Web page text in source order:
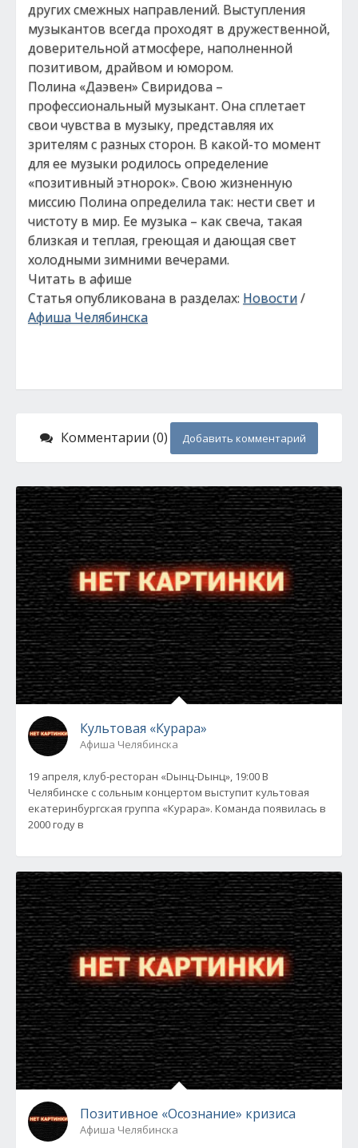
других смежных направлений. Выступления
музыкантов всегда проходят в дружественной,
доверительной атмосфере, наполненной
позитивом, драйвом и юмором.
Полина «Даэвен» Свиридова –
профессиональный музыкант. Она сплетает
свои чувства в музыку, представляя их
зрителям с разных сторон. В какой-то момент
для ее музыки родилось определение
«позитивный этнорок». Свою жизненную
миссию Полина определила так: нести свет и
чистоту в мир. Ее музыка – как свеча, такая
близкая и теплая, греющая и дающая свет
холодными зимними вечерами.
Читать в афише
Статья опубликована в разделах: Новости/
Афиша Челябинска
Комментарии (0) Добавить комментарий
Культовая «Курара»
Афиша Челябинска
19 апреля, клуб-ресторан «Dынц-Dынц», 19:00 В
Челябинске с сольным концертом выступит культовая
екатеринбургская группа «Курара». Команда появилась в
2000 году в
Позитивное «Осознание» кризиса
Афиша Челябинска